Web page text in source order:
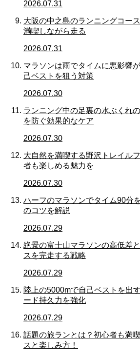
2026.07.31
大阪の中之島のランニングコー
満喫しながら走る
2026.07.31
マラソンは雨でタイムに悪影響
己ベストを狙う対策
2026.07.30
ランニング中の足裏の水ぶくれ
を防ぐ効果的なケア
2026.07.30
大自然を満喫する野沢トレイル
者も楽しめる魅力を
2026.07.30
ハーフのマラソンでタイム90分
のコツを解説
2026.07.29
絶景の富士山マラソンの高低差
スを完走する戦略
2026.07.29
陸上の5000mで自己ベストを出
ード持久力を強化
2026.07.29
話題の旅ランとは？初心者も満
スと楽しみ方！